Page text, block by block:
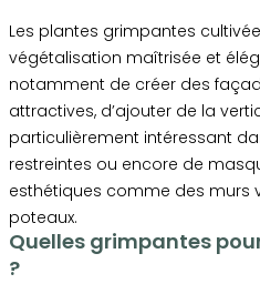
Les plantes grimpantes
végétalisation maîtrisée et
notamment de créer des
attractives, d’ajouter de la
particulièrement intéressant
restreintes ou encore de
esthétiques comme des murs
poteaux.
Quelles grimpantes
?